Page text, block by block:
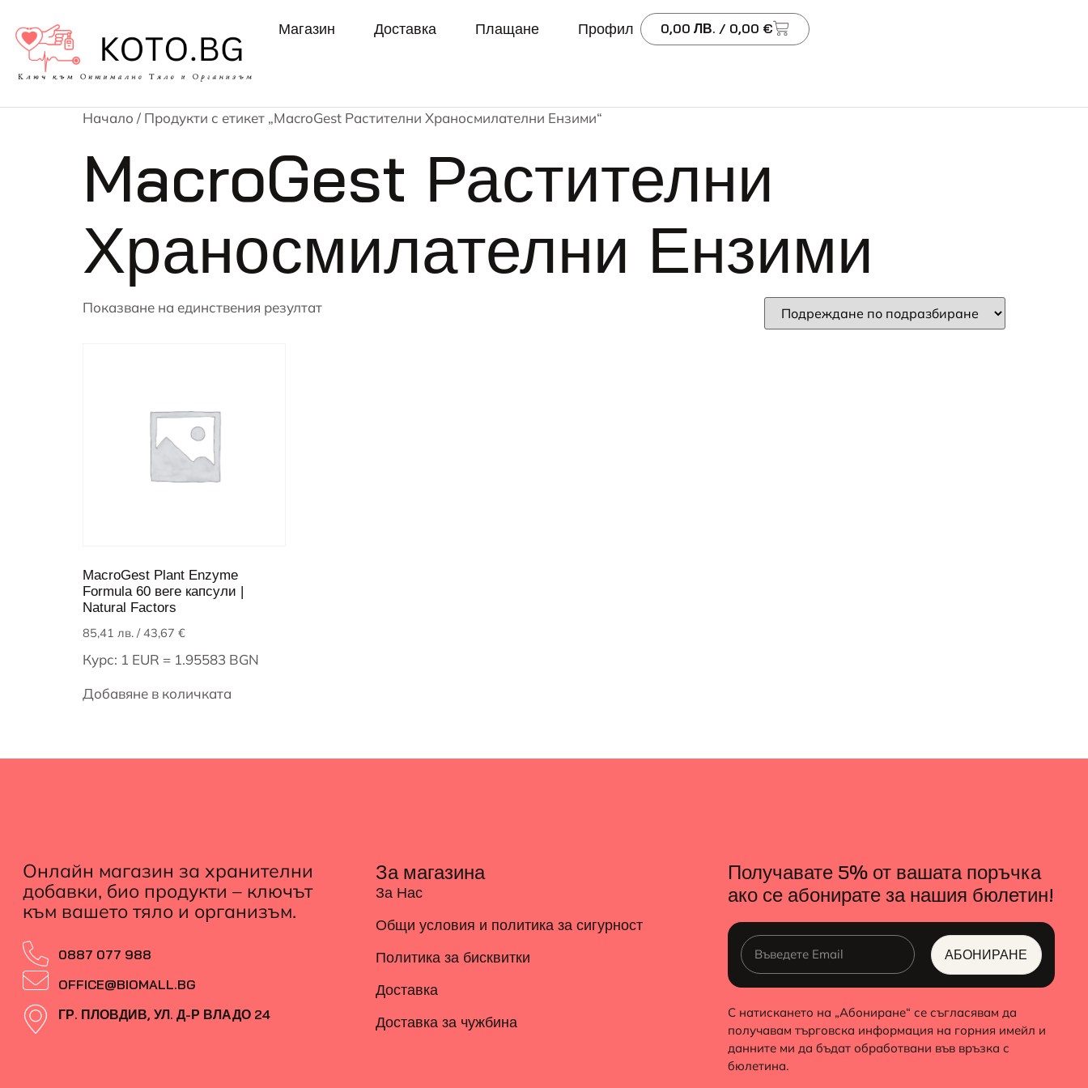
Магазин Доставка Плащане Профил 0,00 ЛВ. / 0,00 €
Начало / Продукти с етикет „MacroGest Растителни Храносмилателни Ензими“
MacroGest Растителни
Храносмилателни Ензими
Показване на единствения резултат
MacroGest Plant Enzyme
Formula 60 веге капсули |
Natural Factors
85,41 лв. / 43,67 €
Курс: 1 EUR = 1.95583 BGN
Добавяне в количката
Онлайн магазин за хранителни
добавки, био продукти – ключът
към вашето тяло и организъм.
0887 077 988
OFFICE@BIOMALL.BG
ГР. ПЛОВДИВ, УЛ. Д-Р ВЛАДО 24
За магазина
За Нас
Общи условия и политика за сигурност
Политика за бисквитки
Доставка
Доставка за чужбина
Получавате 5% от вашата поръчка
ако се абонирате за нашия бюлетин!
АБОНИРАНЕ
ALTERNATIVE:
С натискането на „Абониране“ се съгласявам да
получавам търговска информация на горния имейл и
данните ми да бъдат обработвани във връзка с
бюлетина.